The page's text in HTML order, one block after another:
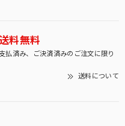
料無料
済み、ご決済済みのご注文に限り
送料について